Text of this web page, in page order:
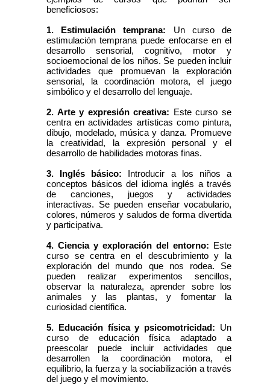
beneficiosos:
1. Estimulación temprana: Un curso de
estimulación temprana puede enfocarse en el
desarrollo sensorial, cognitivo, motor y
socioemocional de los niños. Se pueden incluir
actividades que promuevan la exploración
sensorial, la coordinación motora, el juego
simbólico y el desarrollo del lenguaje.
2. Arte y expresión creativa: Este curso se
centra en actividades artísticas como pintura,
dibujo, modelado, música y danza. Promueve
la creatividad, la expresión personal y el
desarrollo de habilidades motoras finas.
3. Inglés básico: Introducir a los niños a
conceptos básicos del idioma inglés a través
de canciones, juegos y actividades
interactivas. Se pueden enseñar vocabulario,
colores, números y saludos de forma divertida
y participativa.
4. Ciencia y exploración del entorno: Este
curso se centra en el descubrimiento y la
exploración del mundo que nos rodea. Se
pueden realizar experimentos sencillos,
observar la naturaleza, aprender sobre los
animales y las plantas, y fomentar la
curiosidad científica.
5. Educación física y psicomotricidad: Un
curso de educación física adaptado a
preescolar puede incluir actividades que
desarrollen la coordinación motora, el
equilibrio, la fuerza y la sociabilización a través
del juego y el movimiento.